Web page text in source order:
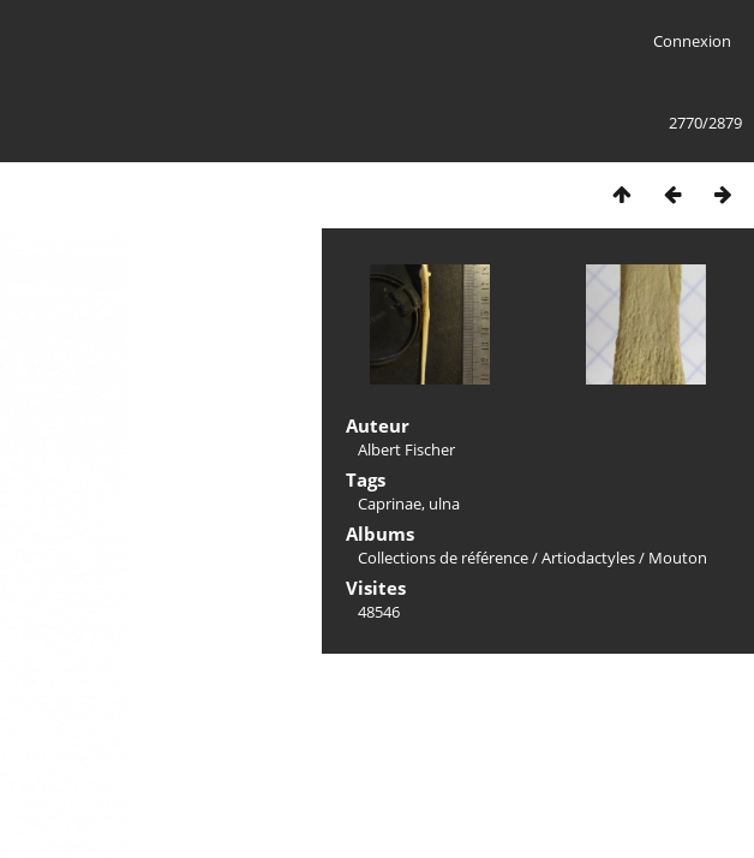
Connexion
2770/2879
Auteur
Albert Fischer
Tags
Caprinae, ulna
Albums
Collections de référence/Artiodactyles/ Mouton
Visites
48546